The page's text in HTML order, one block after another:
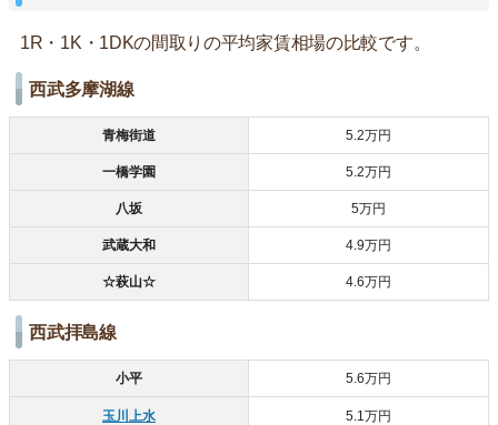
1R・1K・1DKの間取りの平均家賃相場の比較です。
西武多摩湖線
青梅街道 5.2万円
一橋学園 5.2万円
八坂 5万円
武蔵大和 4.9万円
☆萩山☆ 4.6万円
西武拝島線
小平 5.6万円
玉川上水 5.1万円